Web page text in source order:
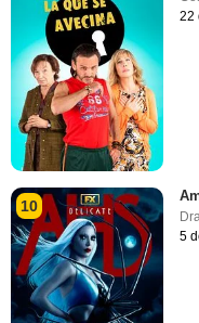
22
10
5